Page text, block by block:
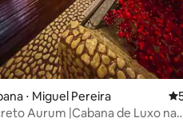
⋅ Miguel Pereira 5
Aurum |Cabana de Luxo na